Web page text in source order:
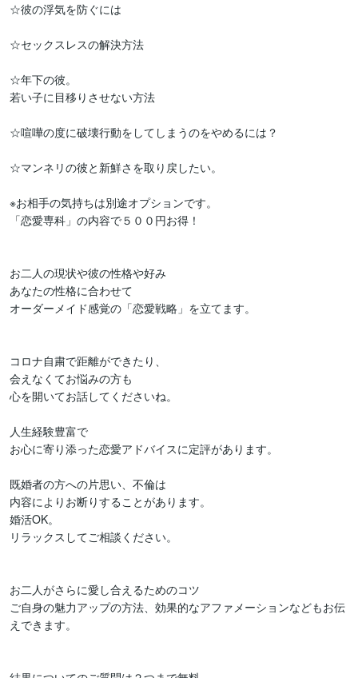
☆彼の浮気を防ぐには
☆セックスレスの解決方法
☆年下の彼。
若い子に目移りさせない方法
☆喧嘩の度に破壊行動をしてしまうのをやめるには？
☆マンネリの彼と新鮮さを取り戻したい。
※お相手の気持ちは別途オプションです。
「恋愛専科」の内容で５００円お得！
お二人の現状や彼の性格や好み
あなたの性格に合わせて
オーダーメイド感覚の「恋愛戦略」を立てます。
コロナ自粛で距離ができたり、
会えなくてお悩みの方も
心を開いてお話してくださいね。
人生経験豊富で
お心に寄り添った恋愛アドバイスに定評があります。
既婚者の方への片思い、不倫は
内容によりお断りすることがあります。
婚活OK。
リラックスしてご相談ください。
お二人がさらに愛し合えるためのコツ
ご自身の魅力アップの方法、効果的なアファメーションなどもお伝
えできます。